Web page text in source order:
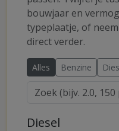
bouwjaar en
typeplaatje, of
direct verder.
Alles Benzine
Diesel